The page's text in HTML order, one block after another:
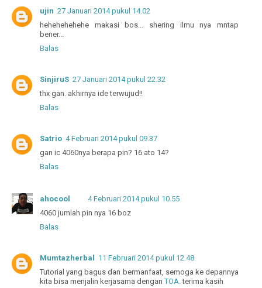
ujin 27 Januari 2014 pukul 14.02
hehehehehehe makasi bos... shering ilmu nya mntap
bener...
Balas
SinjiruS 27 Januari 2014 pukul 22.32
thx gan. akhirnya ide terwujud!!
Balas
Satrio 4 Februari 2014 pukul 09.37
gan ic 4060nya berapa pin? 16 ato 14?
Balas
ahocool
4 Februari 2014 pukul 10.55
4060 jumlah pin nya 16 boz
Balas
Mumtazherbal 11 Februari 2014 pukul 12.48
Tutorial yang bagus dan bermanfaat, semoga ke depannya
kita bisa menjalin kerjasama denganTOA . terima kasih